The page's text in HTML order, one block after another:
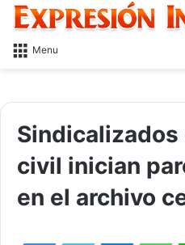
Menu
civil inician
en el archivo